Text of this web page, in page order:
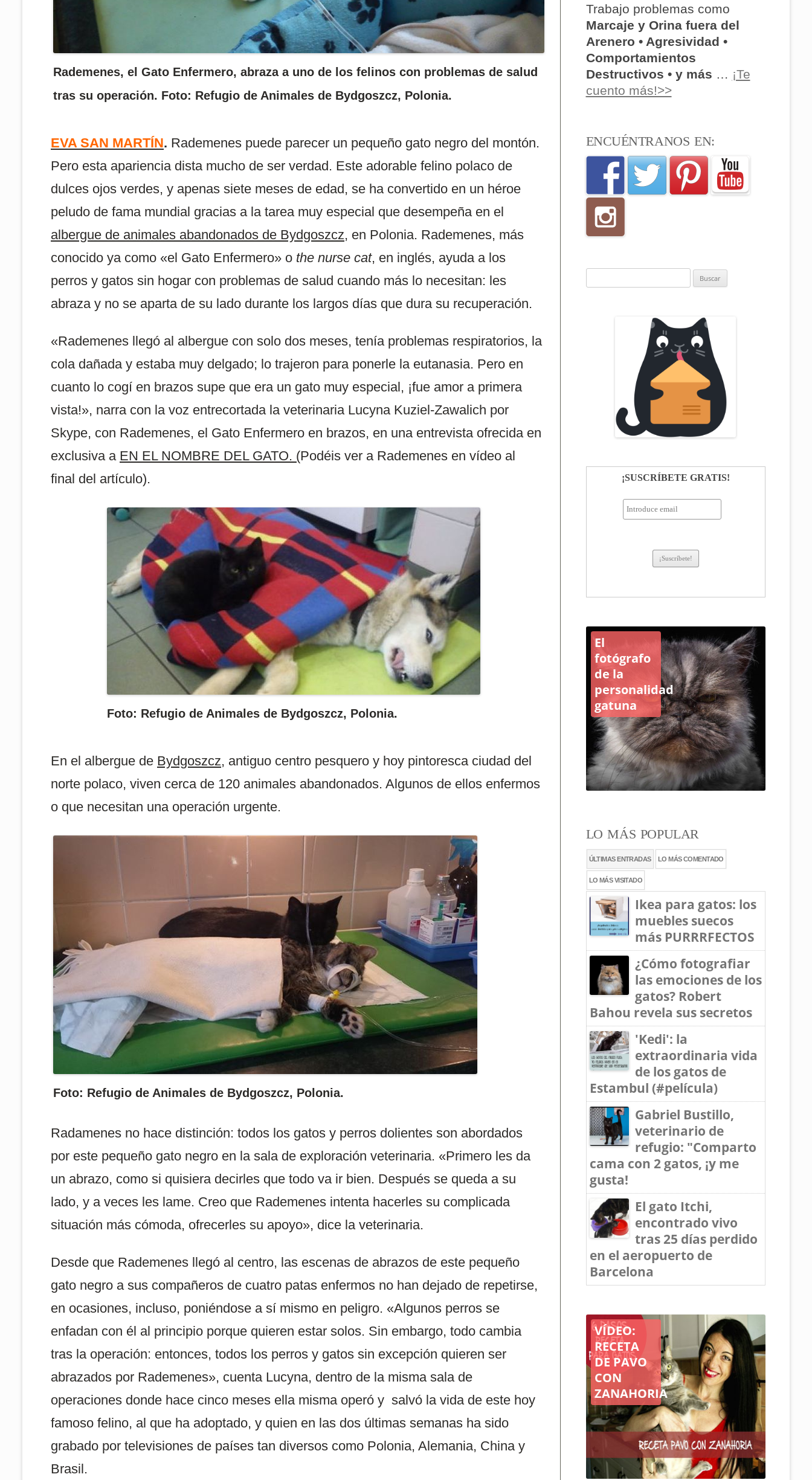
Rademenes, el Gato Enfermero, abraza a uno de los felinos con problemas de salud
tras su operación. Foto: Refugio de Animales de Bydgoszcz, Polonia.
EVA SAN MARTÍN. Rademenes puede parecer un pequeño gato negro del montón.
Pero esta apariencia dista mucho de ser verdad. Este adorable felino polaco de
dulces ojos verdes, y apenas siete meses de edad, se ha convertido en un héroe
peludo de fama mundial gracias a la tarea muy especial que desempeña en el
albergue de animales abandonados de Bydgoszcz, en Polonia. Rademenes, más
conocido ya como «el Gato Enfermero» o the nurse cat, en inglés, ayuda a los
perros y gatos sin hogar con problemas de salud cuando más lo necesitan: les
abraza y no se aparta de su lado durante los largos días que dura su recuperación.
«Rademenes llegó al albergue con solo dos meses, tenía problemas respiratorios, la
cola dañada y estaba muy delgado; lo trajeron para ponerle la eutanasia. Pero en
cuanto lo cogí en brazos supe que era un gato muy especial, ¡fue amor a primera
vista!», narra con la voz entrecortada la veterinaria Lucyna Kuziel-Zawalich por
Skype, con Rademenes, el Gato Enfermero en brazos, en una entrevista ofrecida en
exclusiva a EN EL NOMBRE DEL GATO. (Podéis ver a Rademenes en vídeo al
final del artículo).
Foto: Refugio de Animales de Bydgoszcz, Polonia.
En el albergue de Bydgoszcz, antiguo centro pesquero y hoy pintoresca ciudad del
norte polaco, viven cerca de 120 animales abandonados. Algunos de ellos enfermos
o que necesitan una operación urgente.
Foto: Refugio de Animales de Bydgoszcz, Polonia.
Radamenes no hace distinción: todos los gatos y perros dolientes son abordados
por este pequeño gato negro en la sala de exploración veterinaria. «Primero les da
un abrazo, como si quisiera decirles que todo va ir bien. Después se queda a su
lado, y a veces les lame. Creo que Rademenes intenta hacerles su complicada
situación más cómoda, ofrecerles su apoyo», dice la veterinaria.
Desde que Rademenes llegó al centro, las escenas de abrazos de este pequeño
gato negro a sus compañeros de cuatro patas enfermos no han dejado de repetirse,
en ocasiones, incluso, poniéndose a sí mismo en peligro. «Algunos perros se
enfadan con él al principio porque quieren estar solos. Sin embargo, todo cambia
tras la operación: entonces, todos los perros y gatos sin excepción quieren ser
abrazados por Rademenes», cuenta Lucyna, dentro de la misma sala de
operaciones donde hace cinco meses ella misma operó y salvó la vida de este hoy
famoso felino, al que ha adoptado, y quien en las dos últimas semanas ha sido
grabado por televisiones de países tan diversos como Polonia, Alemania, China y
Brasil.
Trabajo problemas como
Marcaje y Orina fuera del
Arenero • Agresividad •
Comportamientos
Destructivos • y más … ¡Te
cuento más!>>
ENCUÉNTRANOS EN:
¡SUSCRÍBETE GRATIS!
Casas
para los
gatos de
la calle:
¿cómo
hacerlas
con
corcho?
LO MÁS POPULAR
ÚLTIMAS ENTRADAS LO MÁS COMENTADO
LO MÁS VISITADO
Ikea para gatos: los
muebles suecos
más PURRRFECTOS
¿Cómo fotografiar
las emociones de los
gatos? Robert
Bahou revela sus secretos
'Kedi': la
extraordinaria vida
de los gatos de
Estambul (#película)
Gabriel Bustillo,
veterinario de
refugio: "Comparto
cama con 2 gatos, ¡y me
gusta!
El gato Itchi,
encontrado vivo
tras 25 días perdido
en el aeropuerto de
Barcelona
Arquitectos
para
gatos
solidarios